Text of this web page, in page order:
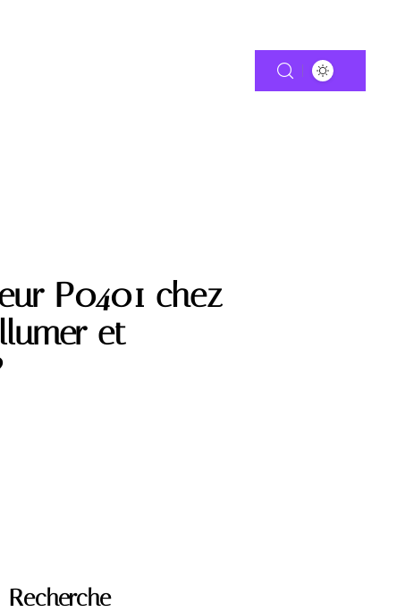
P0401 chez
et
Recherche